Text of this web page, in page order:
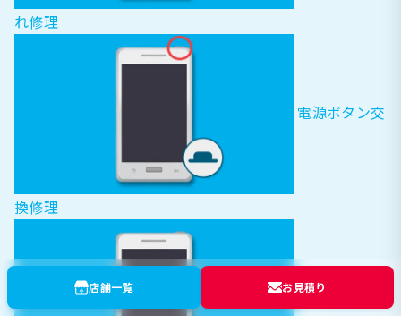
れ修理
電源ボタン交
換修理
ホームボタン
店舗一覧 お見積り